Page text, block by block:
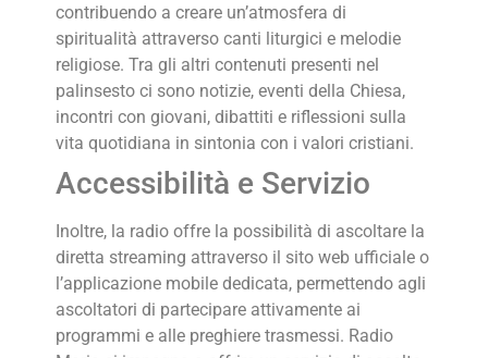
contribuendo a creare un’atmosfera di
spiritualità attraverso canti liturgici e melodie
religiose. Tra gli altri contenuti presenti nel
palinsesto ci sono notizie, eventi della Chiesa,
incontri con giovani, dibattiti e riflessioni sulla
vita quotidiana in sintonia con i valori cristiani.
Accessibilità e Servizio
Inoltre, la radio offre la possibilità di ascoltare la
diretta streaming attraverso il sito web ufficiale o
l’applicazione mobile dedicata, permettendo agli
ascoltatori di partecipare attivamente ai
programmi e alle preghiere trasmessi. Radio